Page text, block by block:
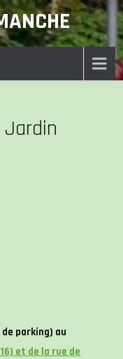
parking) au
et de la rue de